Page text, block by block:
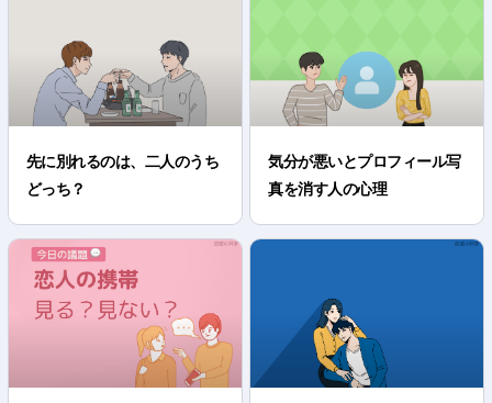
先に別れるのは、二人のうち
どっち？
気分が悪いとプロフィール写
真を消す人の心理